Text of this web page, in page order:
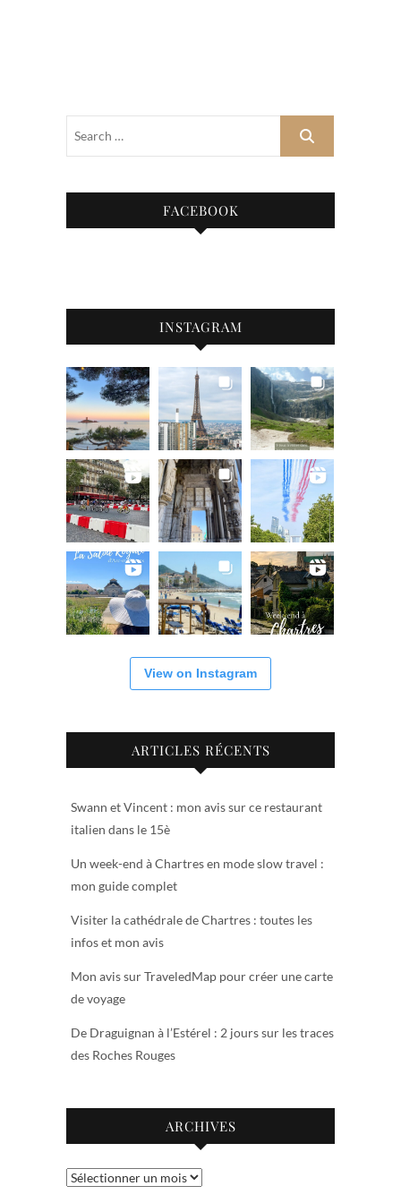
FACEBOOK
INSTAGRAM
View on Instagram
ARTICLES RÉCENTS
Swann et Vincent : mon avis sur ce restaurant
italien dans le 15è
Un week-end à Chartres en mode slow travel :
mon guide complet
Visiter la cathédrale de Chartres : toutes les
infos et mon avis
Mon avis sur TraveledMap pour créer une carte
de voyage
De Draguignan à l’Estérel : 2 jours sur les traces
des Roches Rouges
ARCHIVES
Archives